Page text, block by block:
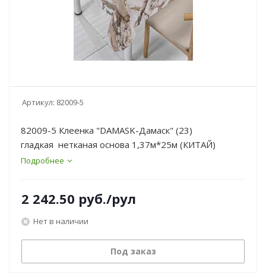
Артикул: 82009-5
82009-5 Клеенка "DAMASK-Дамаск" (23)
гладкая нетканая основа 1,37м*25м (КИТАЙ)
Подробнее
2 242.50 руб./рул
Нет в наличии
Под заказ